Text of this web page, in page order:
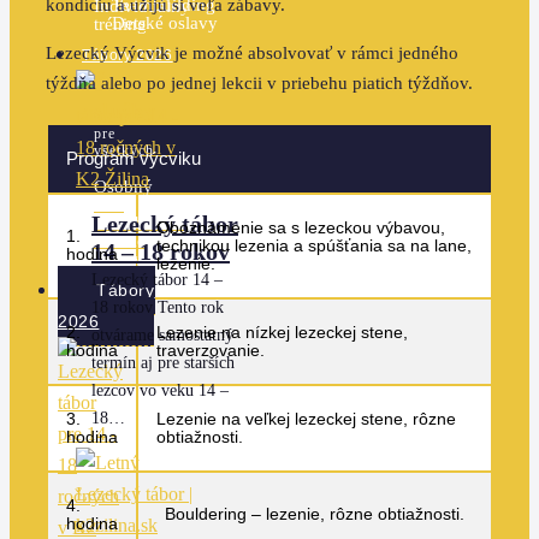
Individuálny
tréning
Ďalšie
pre
všetkých
Osobný
Teambuilding
Detské
oslavy
Tábory
2026
Teambuilding
Detské oslavy
Tábory 2026
Lezecký tábor
14 – 18 rokov
Lezecký tábor 14 –
18 rokov Tento rok
otvárame samostatný
termín aj pre starších
lezcov vo veku 14 –
18…
kondíciu a užijú si veľa zábavy.
Lezecký Výcvik je možné absolvovať v rámci jedného
týždňa alebo po jednej lekcii v priebehu piatich týždňov.
Program výcviku
1.
hodina
Oboznámenie sa s lezeckou výbavou,
technikou lezenia a spúšťania sa na lane,
lezenie.
2.
hodina
Lezenie na nízkej lezeckej stene,
traverzovanie.
3.
hodina
Lezenie na veľkej lezeckej stene, rôzne
obtiažnosti.
4.
hodina
Bouldering – lezenie, rôzne obtiažnosti.